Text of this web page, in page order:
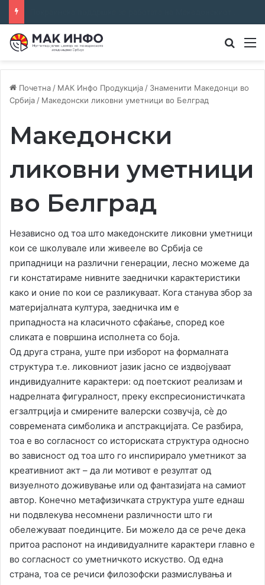
Почетна / МАК Инфо Продукција / Знаменити Македонци во
Србија / Македонски ликовни уметници во Белград
Македонски
ликовни уметници
во Белград
Независно од тоа што македонските ликовни уметници
кои се школувале или живееле во Србија се
припадници на различни генерации, лесно можеме да
ги констатираме нивните заеднички карактеристики
како и оние по кои се разликуваат. Кога станува збор за
материјалната култура, заедничка им е
припадноста на класичното сфаќање, според кое
сликата е површина исполнета со боја.
Од друга страна, уште при изборот на формалната
структура т.е. ликовниот јазик јасно се издвојуваат
индивидуалните карактери: од поетскиот реализам и
надрелната фигуралност, преку експресионистичката
егзалтрција и смирените валерски созвучја, сè до
современата симболика и апстракцијата. Се разбира,
тоа е во согласност со историската структура односно
во зависност од тоа што го инспирирало уметникот за
креативниот акт – да ли мотивот е резултат од
визуелното доживување или од фантазијата на самиот
автор. Конечно метафизичката структура уште еднаш
ни подвлекува несомнени различности што ги
обележуваат поединците. Би можело да се рече дека
притоа распонот на индивидуалните карактери главно е
во согласност со уметничкото искуство. Од една
страна, тоа се речиси филозофски размислувања и